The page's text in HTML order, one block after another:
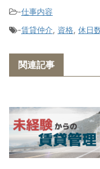
-仕事内容
-賃貸仲介, 資格, 休日
関連記事